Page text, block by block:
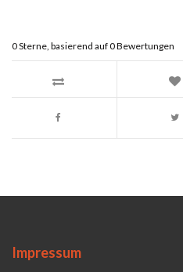
0Sterne, basierend auf0Bewertungen
Impressum